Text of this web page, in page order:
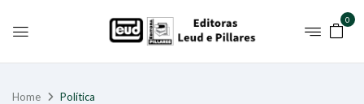
0
Home Política